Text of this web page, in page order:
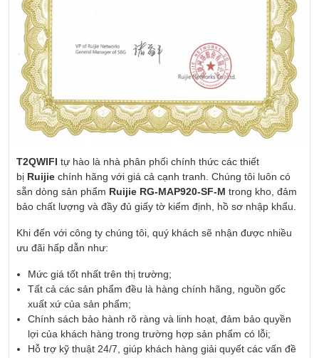
T2QWIFI tự hào là nhà phân phối chính thức các thiết
bị Ruijie chính hãng với giá cả cạnh tranh. Chúng tôi luôn có
sẵn dòng sản phẩm Ruijie RG-MAP920-SF-M trong kho, đảm
bảo chất lượng và đầy đủ giấy tờ kiểm định, hồ sơ nhập khẩu.
Khi đến với công ty chúng tôi, quý khách sẽ nhận được nhiều
ưu đãi hấp dẫn như:
Mức giá tốt nhất trên thị trường;
Tất cả các sản phẩm đều là hàng chính hãng, nguồn gốc
xuất xứ của sản phẩm;
Chính sách bảo hành rõ ràng và linh hoạt, đảm bảo quyền
lợi của khách hàng trong trường hợp sản phẩm có lỗi;
Hỗ trợ kỹ thuật 24/7, giúp khách hàng giải quyết các vấn đề